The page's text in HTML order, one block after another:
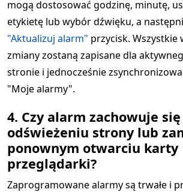
mogą dostosować godzinę, minutę,
etykietę lub wybór dźwięku, a
"Aktualizuj alarm" przycisk.
zmiany zostaną zapisane dla
stronie i jednocześnie
"Moje alarmy".
4. Czy alarm zachowuje
odświeżeniu strony lub
ponownym otwarciu karty
przeglądarki?
Zaprogramowane alarmy są trwałe i